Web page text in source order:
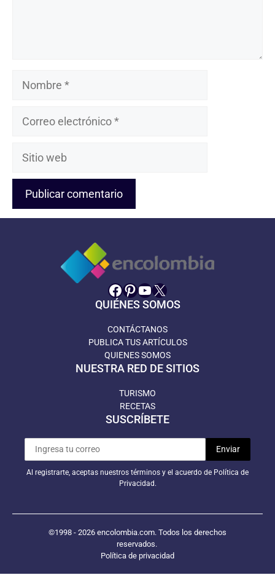
Nombre
Sitio
Facebook
Pinterest
YouTube
X
QUIÉNES SOMOS
CONTÁCTANOS
PUBLICA TUS ARTÍCULOS
QUIENES SOMOS
NUESTRA RED DE SITIOS
TURISMO
RECETAS
SUSCRÍBETE
Al registrarte, aceptas nuestros términos y el acuerdo de Política de
Privacidad.
©1998 - 2026 encolombia.com. Todos los derechos
reservados.
Política de privacidad